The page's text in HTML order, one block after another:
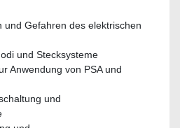
und Gefahren des elektrischen
und Stecksysteme
Anwendung von PSA und
und